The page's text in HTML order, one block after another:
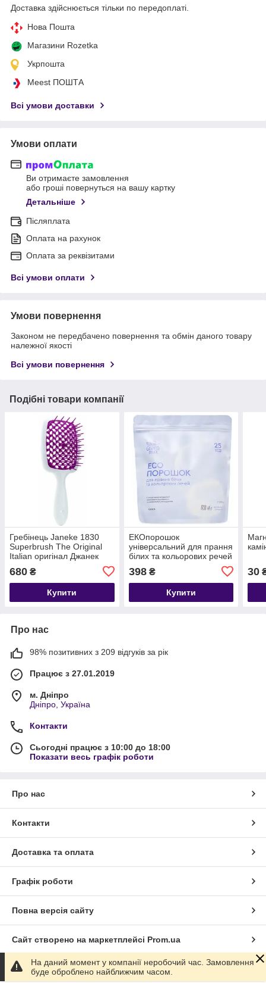
Доставка здійснюється тільки по передоплаті.
Нова Пошта
Магазини Rozetka
Укрпошта
Meest ПОШТА
Всі умови доставки
Умови оплати
Ви отримаєте замовлення
або гроші повернуться на вашу картку
Детальніше
Післяплата
Оплата на рахунок
Оплата за реквізитами
Всі умови оплати
Умови повернення
Законом не передбачено повернення та обмін даного товару
належної якості
Всі умови повернення
Подібні товари компанії
Гребінець Janeke 1830
Superbrush The Original
Italian оригінал Джанек
680 ₴
Купити
ЕКОпорошок
універсальний для прання
білих та кольорових речей
398₴
Купити
30
Про нас
98% позитивних з 209 відгуків за рік
Працює з 27.01.2019
м. Дніпро
Дніпро, Україна
Контакти
Сьогодні працює з 10:00 до 18:00
Показати весь графік роботи
Про нас
Контакти
Доставка та оплата
Графік роботи
Повна версія сайту
Сайт створено на маркетплейсі Prom.ua
Політика конфіденційності
На даний момент у компанії неробочий час. Замовлення
буде оброблено найближчим часом.